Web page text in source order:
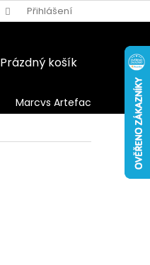
Přihlášení
NÁKUPNÍ
Prázdný košík
Marcvs Artefacts